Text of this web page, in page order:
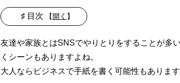
♯ 目次 【開く 】
住所の書き
方【基本】
− 縦書
き封筒
友達や家族とはSNSでやりとりをすることが多
くシーンもありますよね。
大人ならビジネスで手紙を書く可能性もあります